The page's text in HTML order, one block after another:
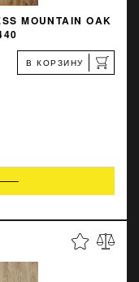
MOUNTAIN OAK
В КОРЗИНУ